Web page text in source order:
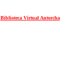
Biblioteca Virtual Antorcha